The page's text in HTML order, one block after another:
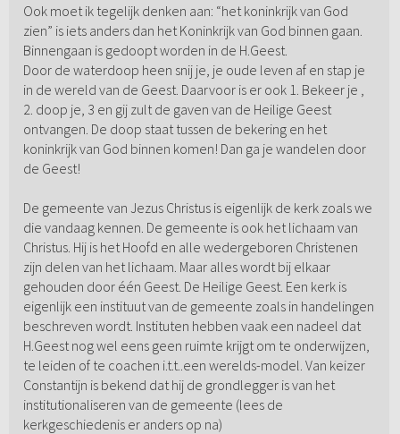
Ook moet ik tegelijk denken aan: “het koninkrijk van God
zien” is iets anders dan het Koninkrijk van God binnen gaan.
Binnengaan is gedoopt worden in de H.Geest.
Door de waterdoop heen snij je, je oude leven af en stap je
in de wereld van de Geest. Daarvoor is er ook 1. Bekeer je ,
2. doop je, 3 en gij zult de gaven van de Heilige Geest
ontvangen. De doop staat tussen de bekering en het
koninkrijk van God binnen komen! Dan ga je wandelen door
de Geest!
De gemeente van Jezus Christus is eigenlijk de kerk zoals we
die vandaag kennen. De gemeente is ook het lichaam van
Christus. Hij is het Hoofd en alle wedergeboren Christenen
zijn delen van het lichaam. Maar alles wordt bij elkaar
gehouden door één Geest. De Heilige Geest. Een kerk is
eigenlijk een instituut van de gemeente zoals in handelingen
beschreven wordt. Instituten hebben vaak een nadeel dat
H.Geest nog wel eens geen ruimte krijgt om te onderwijzen,
te leiden of te coachen i.t.t..een werelds-model. Van keizer
Constantijn is bekend dat hij de grondlegger is van het
institutionaliseren van de gemeente (lees de
kerkgeschiedenis er anders op na)